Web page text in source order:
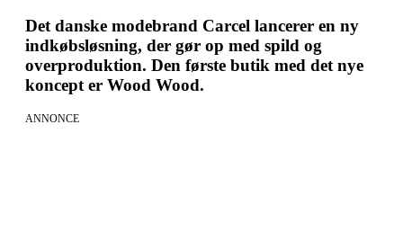
Det danske modebrand Carcel lancerer en ny
indkøbsløsning, der gør op med spild og
overproduktion. Den første butik med det nye
koncept er Wood Wood.
ANNONCE